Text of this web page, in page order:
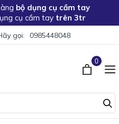
bộ dụng cụ cầm tay
cụ cầm tay trên 3tr
gọi: 0985448048
0